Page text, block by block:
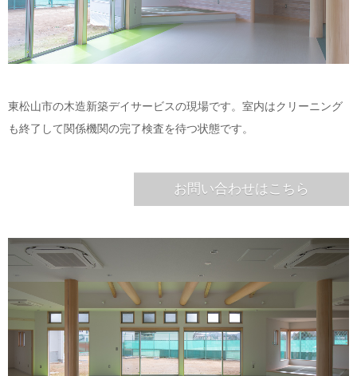
東松山市の木造新築デイサービスの現場です。室内はクリーニング
も終了して関係機関の完了検査を待つ状態です。
お問い合わせはこちら